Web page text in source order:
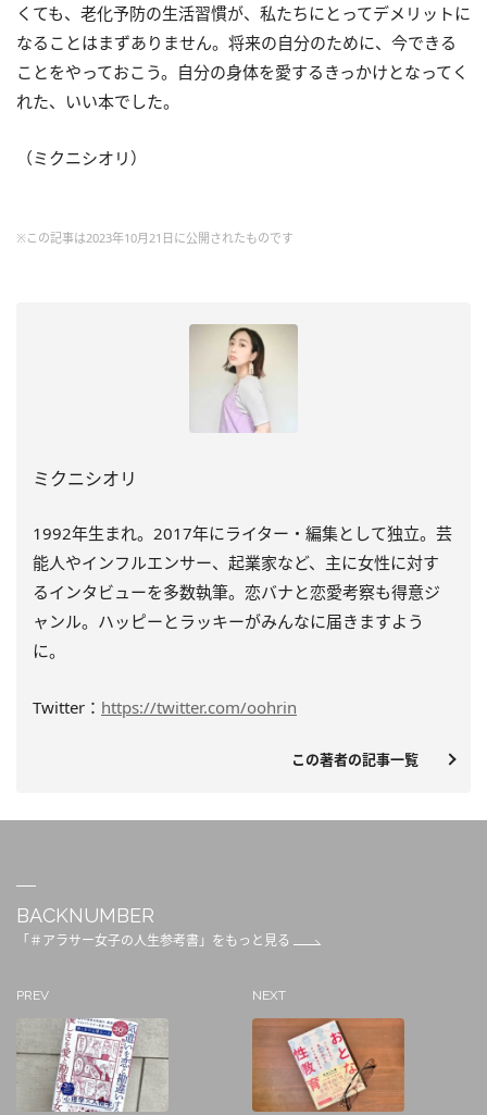
くても、老化予防の生活習慣が、私たちにとってデメリットに
なることはまずありません。将来の自分のために、今できる
ことをやっておこう。自分の身体を愛するきっかけとなってく
れた、いい本でした。
（ミクニシオリ）
※この記事は2023年10月21日に公開されたものです
ミクニシオリ
1992年生まれ。2017年にライター・編集として独立。芸
能人やインフルエンサー、起業家など、主に女性に対す
るインタビューを多数執筆。恋バナと恋愛考察も得意ジ
ャンル。ハッピーとラッキーがみんなに届きますよう
に。
Twitter： https://twitter.com/oohrin
この著者の記事一覧
BACKNUMBER
「＃アラサー女子の人生参考書」をもっと見る
PREV NEXT